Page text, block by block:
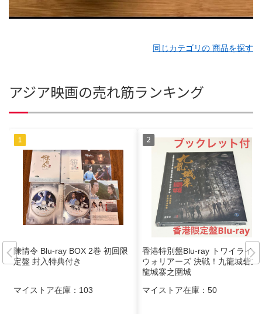
同じカテゴリの 商品を探す
アジア映画の売れ筋ランキング
陳情令 Blu-ray BOX 2巻 初回限
定盤 封入特典付き
マイストア在庫： 103
香港特別盤Blu-ray トワイライト
ウォリアーズ 決戦！九龍城砦九
龍城寨之圍城
マイストア在庫： 50